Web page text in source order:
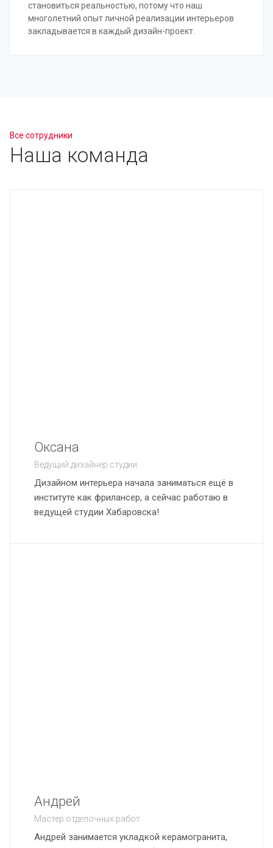
становиться реальностью, потому что наш
многолетний опыт личной реализации интерьеров
закладывается в каждый дизайн-проект.
Все сотрудники
Наша команда
Оксана
Ведущий дизайнер студии
Дизайном интерьера начала заниматься ещё в
институте как фрилансер, а сейчас работаю в
ведущей студии Хабаровска!
Андрей
Мастер отделочных работ
Андрей занимается укладкой керамогранита,